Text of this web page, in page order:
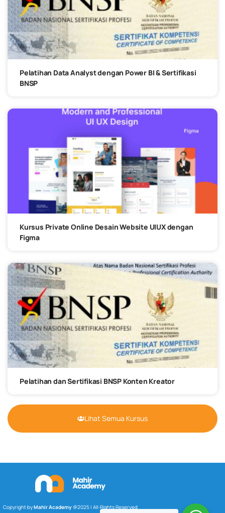
Pelatihan Data Analyst dengan Power BI & Sertifikasi
BNSP
Kursus Private Online Desain Website UIUX dengan
Figma
Pelatihan dan Sertifikasi BNSP Konten Kreator
Lihat Semua Kursus
Copyright byMahir Academy@2025 | All-Rights Reserved